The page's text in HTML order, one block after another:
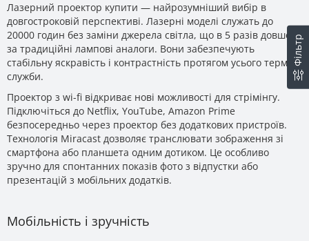
Фільтр
Лазерний проектор купити — найрозумніший вибір в
довгостроковій перспективі. Лазерні моделі служать до
20000 годин без заміни джерела світла, що в 5 разів довше
за традиційні лампові аналоги. Вони забезпечують
стабільну яскравість і контрастність протягом усього терміну
служби.
Проектор з wi-fi відкриває нові можливості для стрімінгу.
Підключіться до Netflix, YouTube, Amazon Prime
безпосередньо через проектор без додаткових пристроїв.
Технологія Miracast дозволяє транслювати зображення зі
смартфона або планшета одним дотиком. Це особливо
зручно для спонтанних показів фото з відпустки або
презентацій з мобільних додатків.
Мобільність і зручність